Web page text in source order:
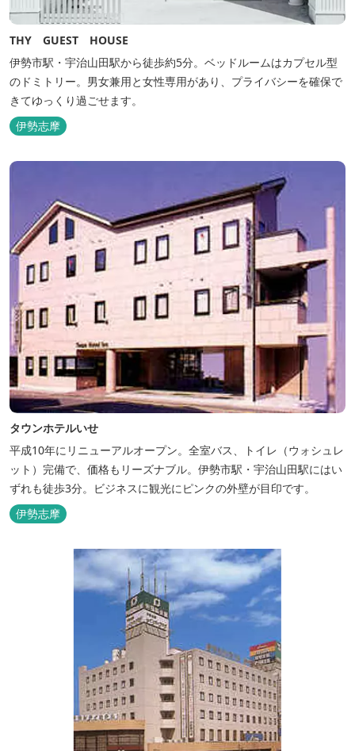
THY GUEST HOUSE
伊勢市駅・宇治山田駅から徒歩約5分。ベッドルームはカプセル型
のドミトリー。男女兼用と女性専用があり、プライバシーを確保で
きてゆっくり過ごせます。
伊勢志摩
タウンホテルいせ
平成10年にリニューアルオープン。全室バス、トイレ（ウォシュレ
ット）完備で、価格もリーズナブル。伊勢市駅・宇治山田駅にはい
ずれも徒歩3分。ビジネスに観光にピンクの外壁が目印です。
伊勢志摩